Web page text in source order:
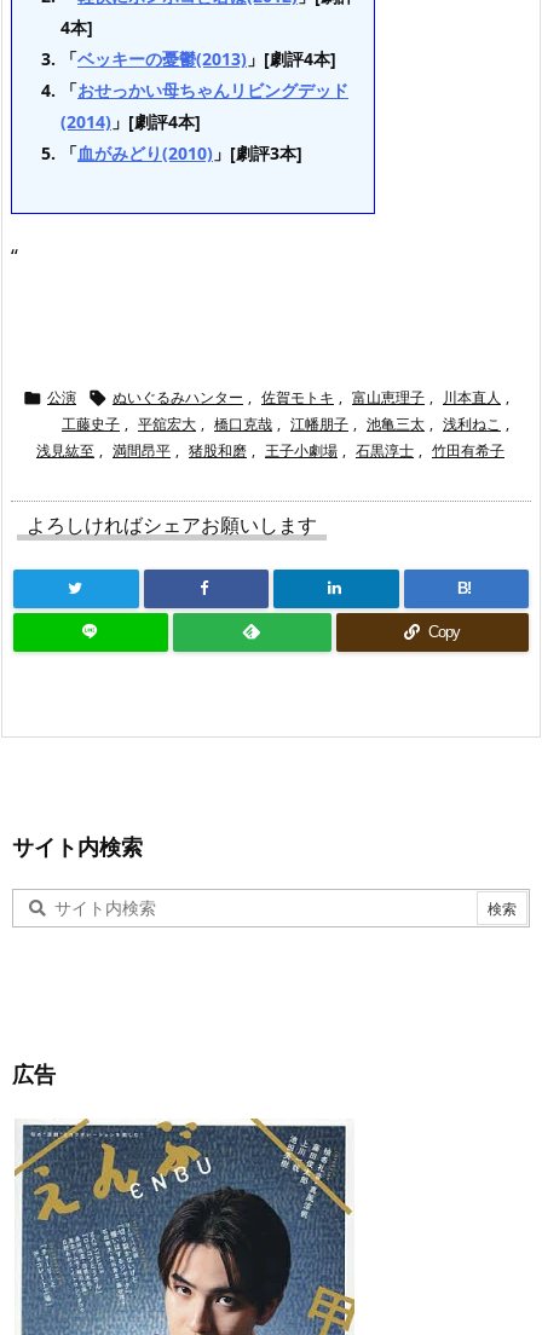
4本]
「ベッキーの憂鬱(2013) 」[劇評4本]
「おせっかい母ちゃんリビングデッド
(2014) 」[劇評4本]
「血がみどり(2010) 」[劇評3本]
“
 公演  ぬいぐるみハンター , 佐賀モトキ , 富山恵理子 , 川本直人 ,
工藤史子 , 平舘宏大 , 橋口克哉 , 江幡朋子 , 池亀三太 , 浅利ねこ ,
浅見紘至 , 満間昂平 , 猪股和磨 , 王子小劇場 , 石黒淳士 , 竹田有希子
よろしければシェアお願いします
B!
Copy
サイト内検索
広告